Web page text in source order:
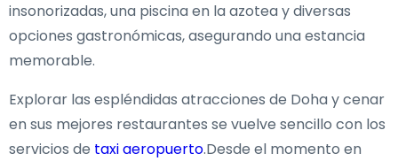
insonorizadas, una piscina en la azotea y diversas
opciones gastronómicas, asegurando una estancia
memorable.
Explorar las espléndidas atracciones de Doha y cenar
en sus mejores restaurantes se vuelve sencillo con los
servicios de taxi aeropuerto.Desde el momento en